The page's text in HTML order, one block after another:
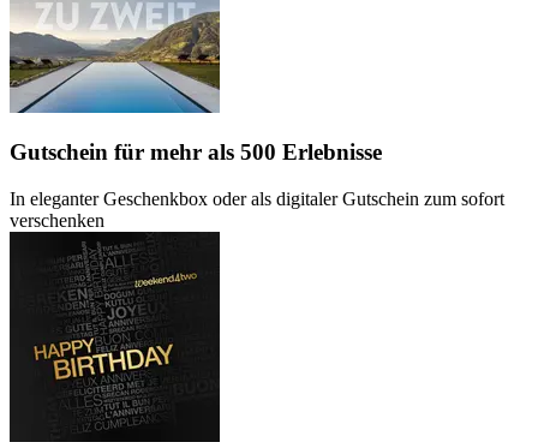
Gutschein für mehr als 500 Erlebnisse
In eleganter Geschenkbox oder als digitaler Gutschein zum sofort
verschenken